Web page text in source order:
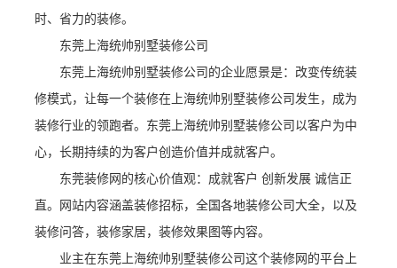
时、省力的装修。
东莞上海统帅别墅装修公司
东莞上海统帅别墅装修公司的企业愿景是：改变传统装
修模式，让每一个装修在上海统帅别墅装修公司发生，成为
装修行业的领跑者。东莞上海统帅别墅装修公司以客户为中
心，长期持续的为客户创造价值并成就客户。
东莞装修网的核心价值观：成就客户 创新发展 诚信正
直。网站内容涵盖装修招标，全国各地装修公司大全，以及
装修问答，装修家居，装修效果图等内容。
业主在东莞上海统帅别墅装修公司这个装修网的平台上